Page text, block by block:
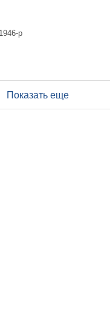
р
Показать еще